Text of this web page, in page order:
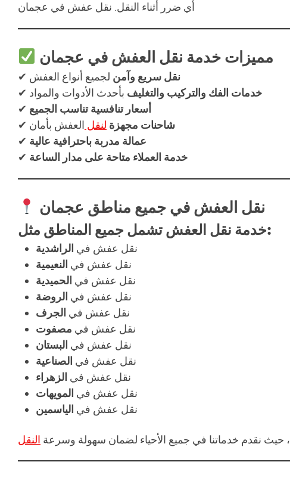
أي ضرر أثناء النقل. نقل عفش في عجمان
مميزات خدمة نقل العفش في عجمان
✔ نقل سريع وآمن لجميع أنواع العفش
✔
خدمات الفك والتركيب والتغليف بأحدث الأدوات والمواد
✔ أسعار تنافسية تناسب الجميع
✔
شاحنات مجهزة لنقل العفش بأمان
✔ عمالة مدربة باحترافية عالية
✔ خدمة العملاء متاحة على مدار الساعة
نقل العفش في جميع مناطق عجمان
خدمة نقل العفش تشمل جميع المناطق مثل:
نقل عفش في الراشدية
نقل عفش في النعيمية
نقل عفش في الحميدية
نقل عفش في الروضة
نقل عفش في الجرف
نقل عفش في مصفوت
نقل عفش في البستان
نقل عفش في الصناعية
نقل عفش في الزهراء
نقل عفش في المويهات
نقل عفش في الياسمين
، حيث نقدم خدماتنا في جميع الأحياء لضمان سهولة وسرعة النقل